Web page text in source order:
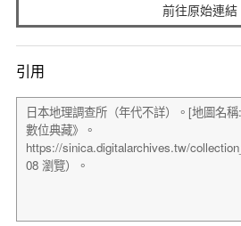
前往原始連結
引用